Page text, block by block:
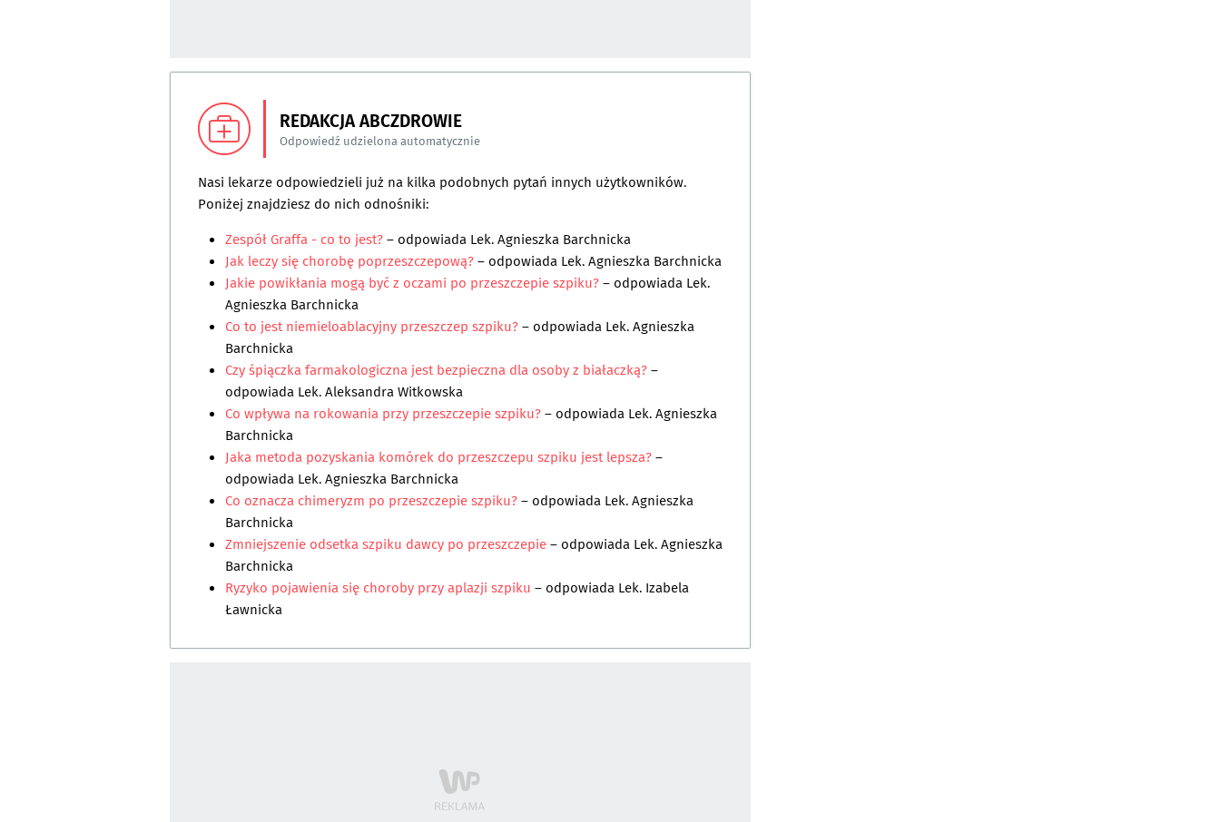
REDAKCJA ABCZDROWIE
Odpowiedź udzielona automatycznie
Nasi lekarze odpowiedzieli już na kilka podobnych pytań innych użytkowników.
Poniżej znajdziesz do nich odnośniki:
Zespół Graffa - co to jest?– odpowiada Lek. Agnieszka Barchnicka
Jak leczy się chorobę poprzeszczepową?– odpowiada Lek. Agnieszka Barchnicka
Jakie powikłania mogą być z oczami po przeszczepie szpiku?– odpowiada Lek.
Agnieszka Barchnicka
Co to jest niemieloablacyjny przeszczep szpiku?– odpowiada Lek. Agnieszka
Barchnicka
Czy śpiączka farmakologiczna jest bezpieczna dla osoby z białaczką?–
odpowiada Lek. Aleksandra Witkowska
Co wpływa na rokowania przy przeszczepie szpiku?– odpowiada Lek. Agnieszka
Barchnicka
Jaka metoda pozyskania komórek do przeszczepu szpiku jest lepsza?–
odpowiada Lek. Agnieszka Barchnicka
Co oznacza chimeryzm po przeszczepie szpiku?– odpowiada Lek. Agnieszka
Barchnicka
Zmniejszenie odsetka szpiku dawcy po przeszczepie– odpowiada Lek. Agnieszka
Barchnicka
Ryzyko pojawienia się choroby przy aplazji szpiku – odpowiada Lek. Izabela
Ławnicka